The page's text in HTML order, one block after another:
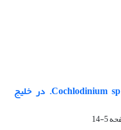
دلایل بروز شکوفا‌یی جلبکی مضر Cochlodinium sp. در خلیج
5-14